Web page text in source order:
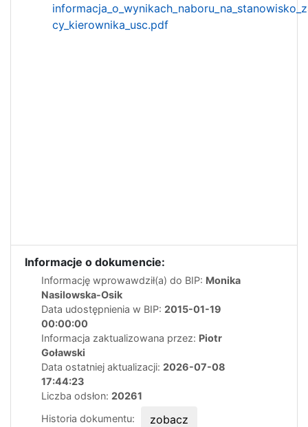
cy_kierownika_usc.pdf
Informacje o dokumencie:
Informację wprowawdził(a) do BIP: Monika
Nasilowska-Osik
Data udostępnienia w BIP: 2015-01-19
00:00:00
Informacja zaktualizowana przez: Piotr
Goławski
Data ostatniej aktualizacji: 2026-07-08
17:44:23
Liczba odsłon: 20261
Historia dokumentu:
zobacz